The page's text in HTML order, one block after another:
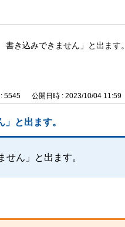
き込みできません」と出ます。
5545 公開日時 : 2023/10/04 11:59
と出ます。
ん」と出ます。